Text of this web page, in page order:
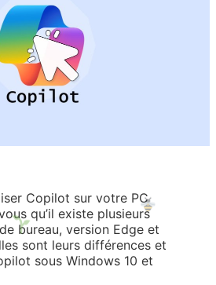
Copilot sur votre PC
qu’il existe plusieurs
bureau, version Edge et
sont leurs différences et
sous Windows 10 et